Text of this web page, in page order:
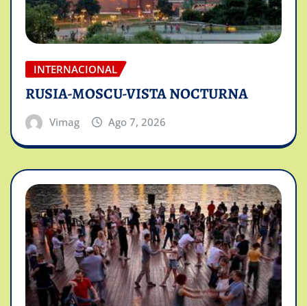
INTERNACIONAL
RUSIA-MOSCU-VISTA NOCTURNA
Vimag Ago 7, 2026